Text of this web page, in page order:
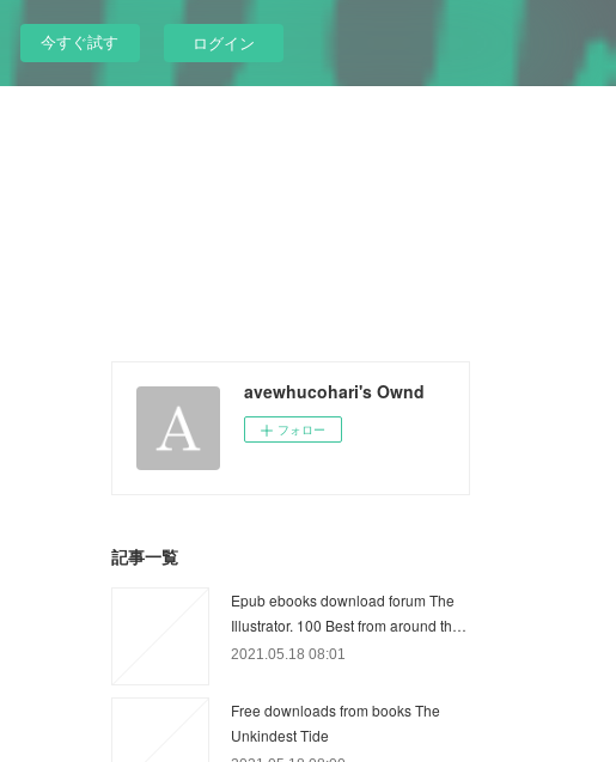
今すぐ試す ログイン
avewhucohari's Ownd
フォロー
記事一覧
Epub ebooks download forum The
Illustrator. 100 Best from around th…
2021.05.18 08:01
Free downloads from books The
Unkindest Tide